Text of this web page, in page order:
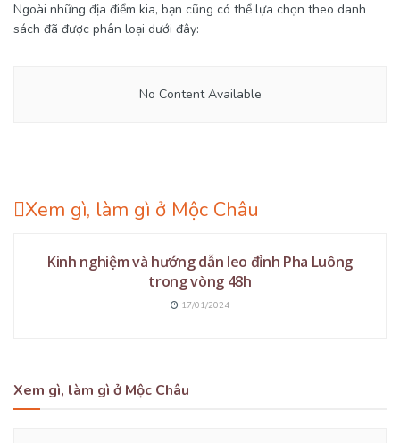
Ngoài những địa điểm kia, bạn cũng có thể lựa chọn theo danh
sách đã được phân loại dưới đây:
No Content Available
Xem gì, làm gì ở Mộc Châu
Kinh nghiệm và hướng dẫn leo đỉnh Pha Luông
trong vòng 48h
17/01/2024
Xem gì, làm gì ở Mộc Châu